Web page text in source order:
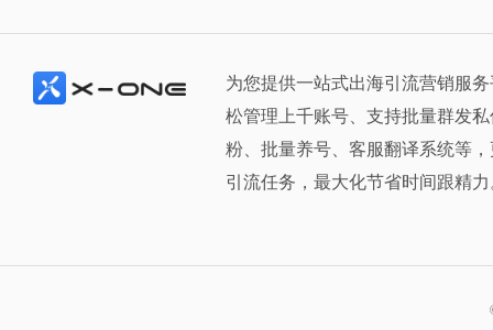
为您提供一站式出海引流营销服
松管理上千账号、支持批量群发
粉、批量养号、客服翻译系统等
引流任务，最大化节省时间跟精力